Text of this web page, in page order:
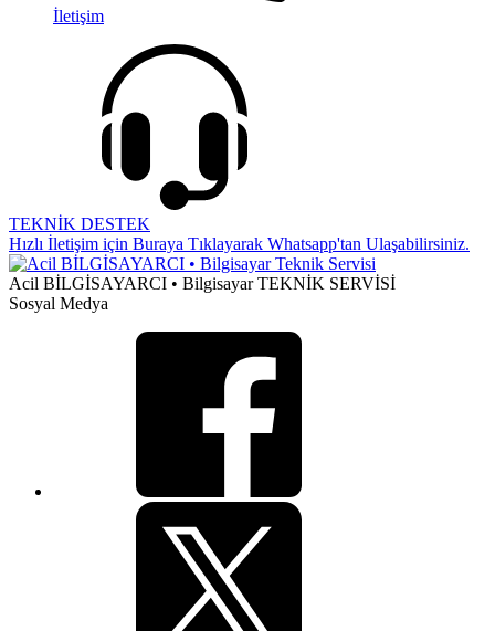
İletişim
TEKNİK DESTEK
Hızlı İletişim için Buraya Tıklayarak Whatsapp'tan Ulaşabilirsiniz.
Acil BİLGİSAYARCI • Bilgisayar TEKNİK SERVİSİ
Sosyal Medya